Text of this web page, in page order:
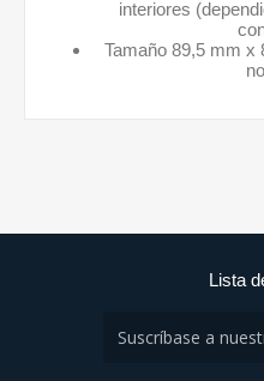
interiores
Tamaño 89,5 mm x
Lista